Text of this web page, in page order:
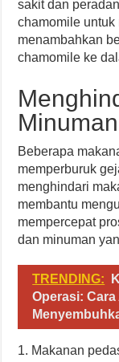
sakit dan
chamomile untuk
menambahkan
chamomile ke
Beberapa
memperburuk
menghindari
membantu
mempercepat
dan minuman
TRENDING:
Operasi:
1. Makanan